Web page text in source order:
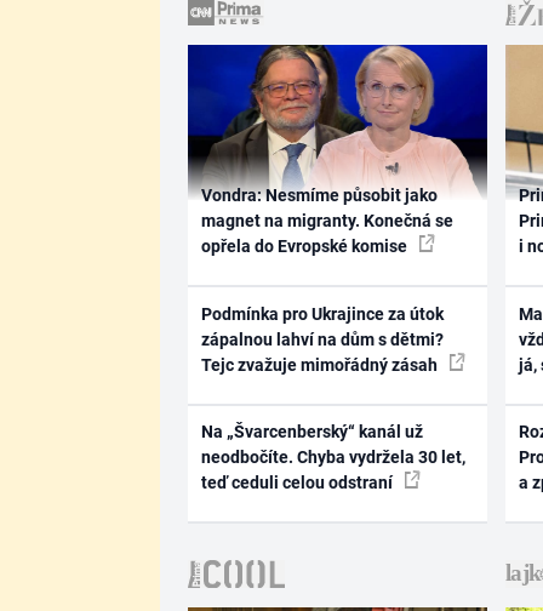
Vondra: Nesmíme působit jako
magnet na migranty. Konečná se
opřela do Evropské komise
Podmínka pro Ukrajince za útok
zápalnou lahví na dům s dětmi?
Tejc zvažuje mimořádný zásah
Na „Švarcenberský“ kanál už
neodbočíte. Chyba vydržela 30 let,
teď ceduli celou odstraní
i
já,
a